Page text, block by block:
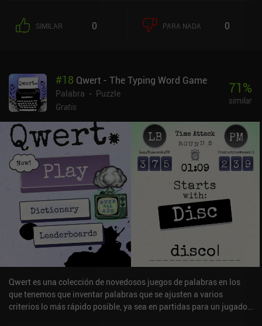
SIMILAR 0 PARA NADA 0
#18 Qwert - The Typing Word Game
Palabra
Puzzle
Gratis
71%
similar
Qwert es una colección de novedosos juegos de palabras en los
que tenemos que inventar palabras que se ajusten a varios
criterios lo más rápido posible, ya sea en partidas para un jugador